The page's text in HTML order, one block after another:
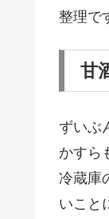
整理で
甘
ずいぶ
かすら
冷蔵庫
いこと